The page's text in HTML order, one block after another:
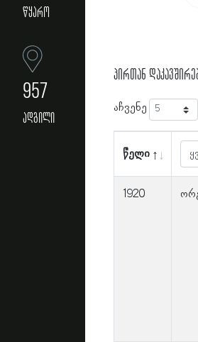
წყარო
957
ადგილი
პირთან
აჩვენე
წელი
1920